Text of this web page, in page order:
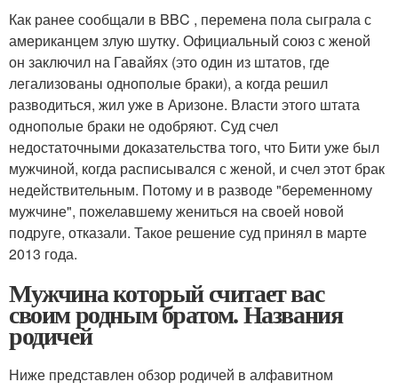
Как ранее сообщали в BBC , перемена пола сыграла с
американцем злую шутку. Официальный союз с женой
он заключил на Гавайях (это один из штатов, где
легализованы однополые браки), а когда решил
разводиться, жил уже в Аризоне. Власти этого штата
однополые браки не одобряют. Суд счел
недостаточными доказательства того, что Бити уже был
мужчиной, когда расписывался с женой, и счел этот брак
недействительным. Потому и в разводе "беременному
мужчине", пожелавшему жениться на своей новой
подруге, отказали. Такое решение суд принял в марте
2013 года.
Мужчина который считает вас
своим родным братом. Названия
родичей
Ниже представлен обзор родичей в алфавитном